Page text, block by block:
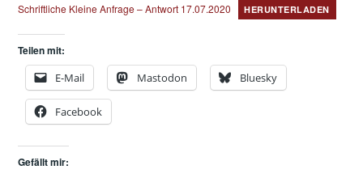
Schriftliche Kleine Anfrage – Antwort 17.07.2020 HERUNTERLADEN
Teilen mit:
E-Mail
Mastodon Bluesky
Facebook
Gefällt mir: